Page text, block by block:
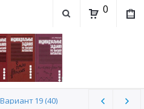
0
19 (40)